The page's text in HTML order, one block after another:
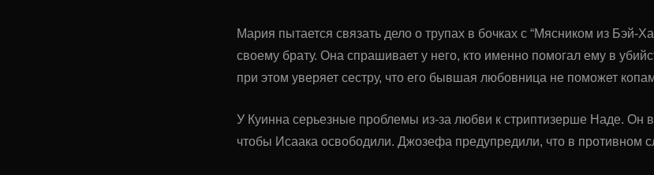
Мария пытается связать дело о трупах в бочках с “Мясником из Бэй-
своему брату. Она спрашивает у него, кто именно помогал ему в
при этом уверяет сестру, что его бывшая любовница не поможет
У Куинна серьезные проблемы из-за любви к стриптизерше Наде. Он
чтобы Исаака освободили. Джозефа предупредили, что в противном